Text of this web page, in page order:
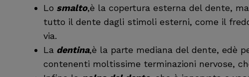
Lo smalto,è la copertura esterna del dente,
tutto il dente dagli stimoli esterni, come il
via.
La dentina,è la parte mediana del dente, edè
contenenti moltissime terminazioni nervose,